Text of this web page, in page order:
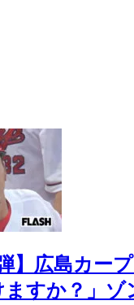
】広島カー
ますか？」